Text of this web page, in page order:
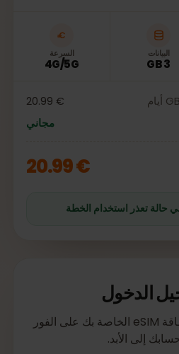
البيانات
3 GB
السرعة
4G/5G
€ 20.99
مجاني
€ 20.99
حالة تعذر استخدام الخطة
الدخول
سجّل الدخول لتفعيل بطاقة eSIM الخاصة بك على الفور
إلى الأبد.